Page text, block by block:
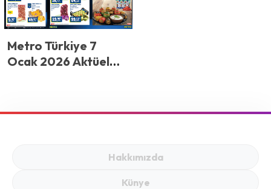
Metro Türkiye 7
Ocak 2026 Aktüel
Kaliteli Malzemelerle
Hakkımızda
Künye